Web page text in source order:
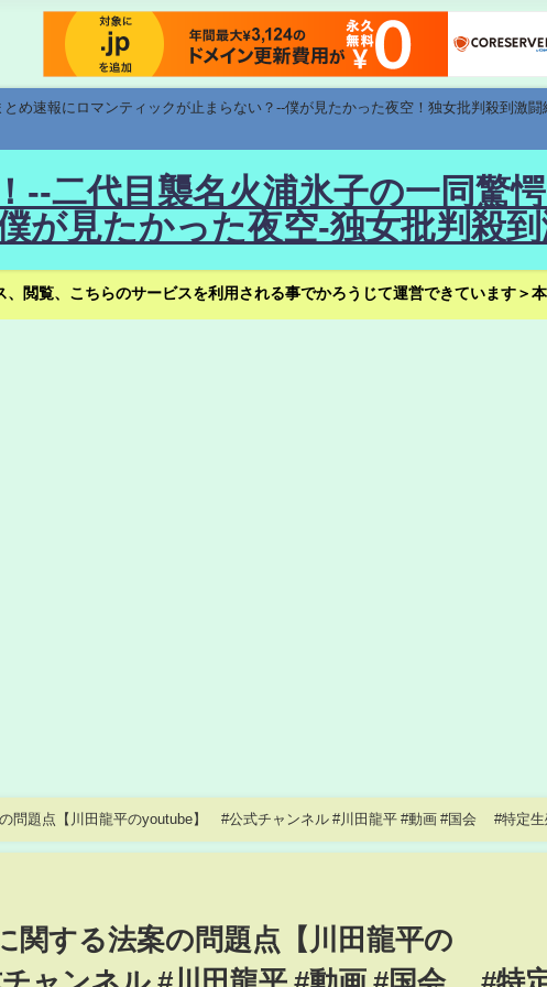
め速報にロマンティックが止まらない？--僕が見たかった夜空！独女批判殺到激
--二代目襲名火浦氷子の一同驚
が見たかった夜空-独女批判殺
閲覧、こちらのサービスを利用される事でかろうじて運営できています＞
問題点【川田龍平のyoutube】 #公式チャンネル #川田龍平 #動画 #国会 #特定生
関する法案の問題点【川田龍平の